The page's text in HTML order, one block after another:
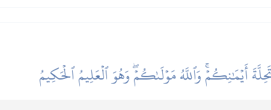
أَيۡمَٰنِكُمۡۚ وَٱللَّهُ مَوۡلَىٰكُمۡۖ وَهُوَ ٱلۡعَلِيمُ ٱلۡحَكِيمُ